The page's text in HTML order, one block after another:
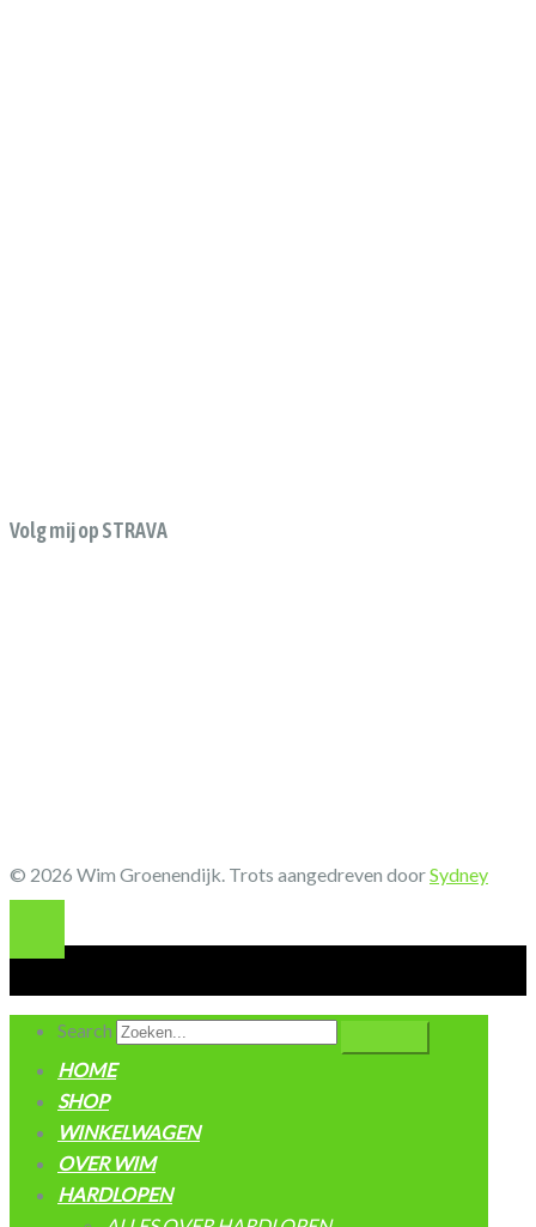
Volg mij op STRAVA
© 2026 Wim Groenendijk. Trots aangedreven doorSydney
Search
HOME
SHOP
WINKELWAGEN
OVER WIM
HARDLOPEN